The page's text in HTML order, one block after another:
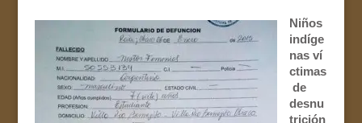
Niños
indíge
nas ví
ctimas
de
desnu
trición